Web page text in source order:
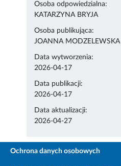
Osoba odpowiedzialna:
KATARZYNA BRYJA
Osoba publikująca:
JOANNA MODZELEWSKA
Data wytworzenia:
2026-04-17
Data publikacji:
2026-04-17
Data aktualizacji:
2026-04-27
Ochrona danych osobowych